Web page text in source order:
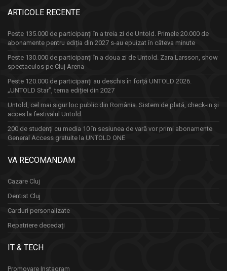
ARTICOLE RECENTE
Peste 135.000 de participanți în a treia zi de Untold. Primele 20.000 de
abonamente pentru ediția din 2027 s-au epuizat în câteva minute
Peste 130.000 de participanți în a doua zi de Untold. Zara Larsson, show
spectaculos pe Cluj Arena
Peste 120.000 de participanți au deschis în forță UNTOLD 2026.
„UNTOLD Star”, tema ediției din 2027
Untold, cel mai sigur loc public din România. Sistem de plată, check-in și
acces la festivalul Untold
200 de studenți cu media 10 în sesiunea de vară vor primi abonamente
General Access gratuite la UNTOLD ONE
VA RECOMANDAM
Cazare Cluj
Dentist Cluj
Carduri personalizate
Repatriere decedați
IT & TECH
Promovare Instagram